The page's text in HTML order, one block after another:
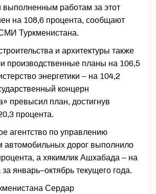
выполненным работам за этот
на 108,6 процента, сообщают
Туркменистана.
и архитектуры также
производственные планы на 106,5
энергетики – на 104,2
концерн
превысил план, достигнув
процента.
агентство по управлению
автомобильных дорог выполнило
а хякимлик Ашхабада – на
январь–октябрь текущего года.
Сердар